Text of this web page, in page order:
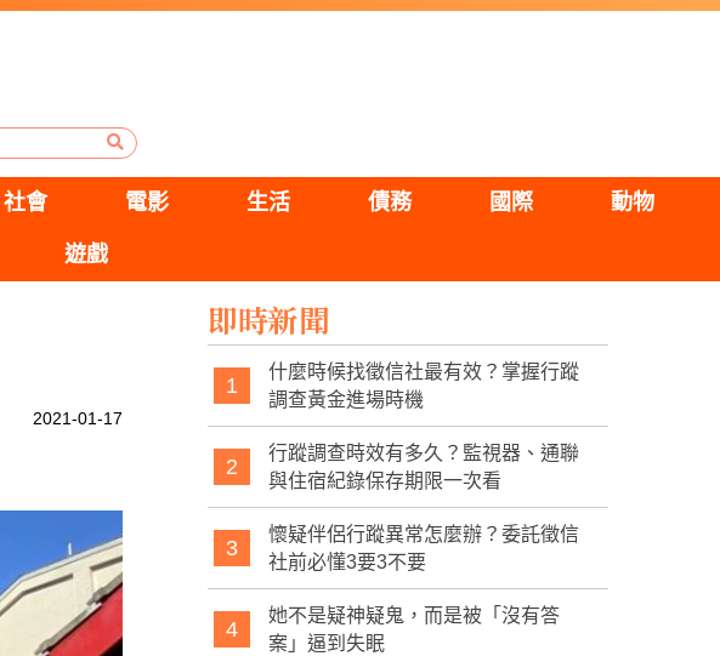
社會 電影 生活 債務 國際 動物
遊戲
2021-01-17
即時新聞
1
什麼時候找徵信社最有效？掌握行蹤
調查黃金進場時機
2
行蹤調查時效有多久？監視器、通聯
與住宿紀錄保存期限一次看
3
懷疑伴侶行蹤異常怎麼辦？委託徵信
社前必懂3要3不要
4
她不是疑神疑鬼，而是被「沒有答
案」逼到失眠